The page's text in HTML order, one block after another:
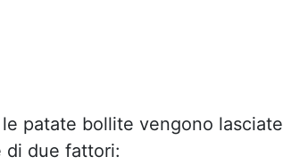
patate bollite vengono lasciate
di due fattori: